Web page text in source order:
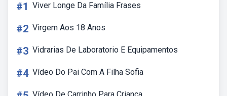
#1 Viver Longe Da Família Frases
#2 Virgem Aos 18 Anos
#3 Vidrarias De Laboratorio E Equipamentos
#4 Vídeo Do Pai Com A Filha Sofia